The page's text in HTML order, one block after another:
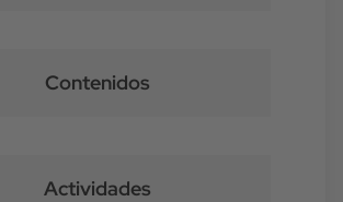
Contenidos
Actividades